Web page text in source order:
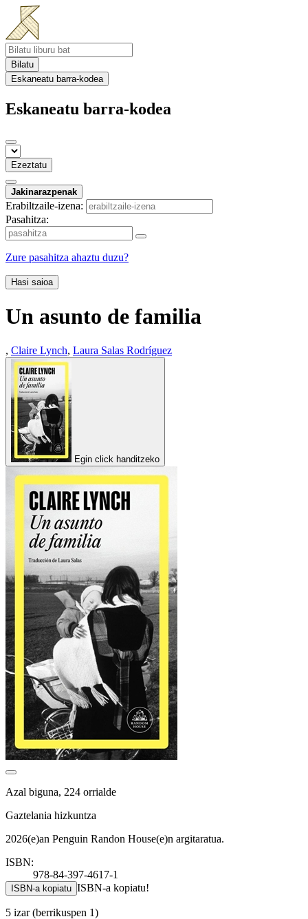
Bilatu
Eskaneatu barra-kodea
Eskaneatu barra-kodea
Ezeztatu
Jakinarazpenak
Erabiltzaile-izena:
Pasahitza:
Zure pasahitza ahaztu duzu?
Hasi saioa
Un asunto de familia
, Claire Lynch, Laura Salas Rodríguez
Egin click handitzeko
Azal biguna, 224 orrialde
Gaztelania hizkuntza
2026(e)an Penguin Randon House(e)n argitaratua.
ISBN:
978-84-397-4617-1
ISBN-a kopiatu ISBN-a kopiatu!
5 izar(berrikuspen 1)